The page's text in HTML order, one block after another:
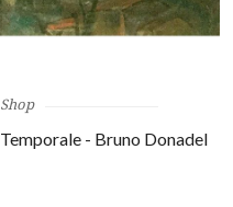
Shop
Temporale - Bruno Donadel